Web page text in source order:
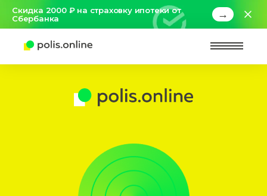
Скидка 2000 ₽ на страховку ипотеки от
Сбербанка
→